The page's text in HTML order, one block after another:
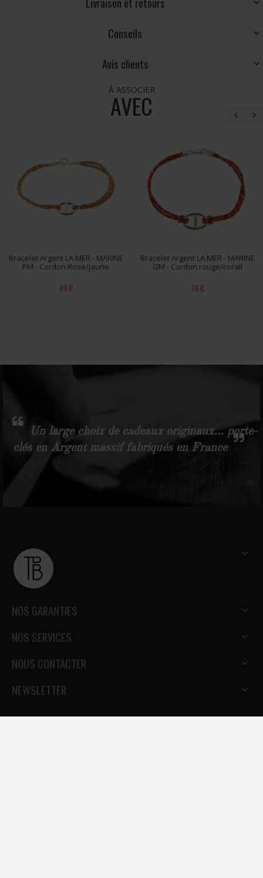
Conseils
Avis clients
À ASSOCIER
AVEC
Bracelet Argent LA MER - MARINE
PM - Cordon Rose/jaune
49 €
Bracelet Argent LA MER - MARINE
GM - Cordon rouge/corail
79 €
Un large choix de cadeaux originaux… porte-
clés en Argent massif fabriqués en France
NOS GARANTIES
NOS SERVICES
NOUS CONTACTER
NEWSLETTER